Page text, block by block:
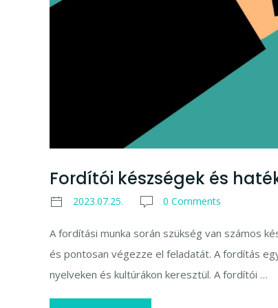
Fordítói készségek és
2023.07.25. 0 Comments
A fordítási munka során szükség van számos
és pontosan végezze el feladatát. A fordítás
nyelveken és kultúrákon keresztül. A fordítói …